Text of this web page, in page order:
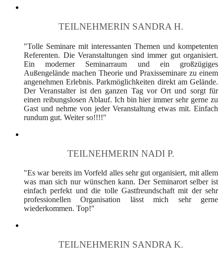
TEILNEHMERIN SANDRA H.
"Tolle Seminare mit interessanten Themen und kompetenten
Referenten. Die Veranstaltungen sind immer gut organisiert.
Ein moderner Seminarraum und ein großzügiges
Außengelände machen Theorie und Praxisseminare zu einem
angenehmen Erlebnis. Parkmöglichkeiten direkt am Gelände.
Der Veranstalter ist den ganzen Tag vor Ort und sorgt für
einen reibungslosen Ablauf. Ich bin hier immer sehr gerne zu
Gast und nehme von jeder Veranstaltung etwas mit. Einfach
rundum gut. Weiter so!!!!"
TEILNEHMERIN NADI P.
"Es war bereits im Vorfeld alles sehr gut organisiert, mit allem
was man sich nur wünschen kann. Der Seminarort selber ist
einfach perfekt und die tolle Gastfreundschaft mit der sehr
professionellen Organisation lässt mich sehr gerne
wiederkommen. Top!"
TEILNEHMERIN SANDRA K.